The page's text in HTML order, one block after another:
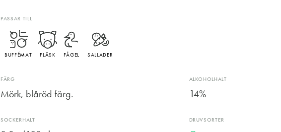
PASSAR TILL
BUFFÉMAT FLÄSK FÅGEL SALLADER
FÄRG
Mörk, blåröd färg.
ALKOHOLHALT
14%
SOCKERHALT DRUVSORTER